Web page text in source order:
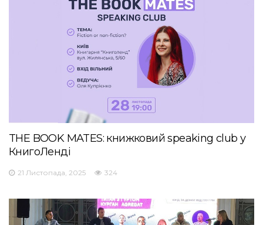
THE BOOK MATES: книжковий speaking club у
КнигоЛенді
21 Листопада, 2025 324